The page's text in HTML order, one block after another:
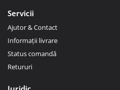
Servicii
Ajutor & Contact
Informații livrare
Status comandă
Retururi